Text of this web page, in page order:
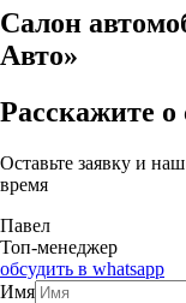
Салон
Авто»
Расскажите о
Оставьте заявку и
время
Павел
Топ-менеджер
обсудить в whatsapp
Имя